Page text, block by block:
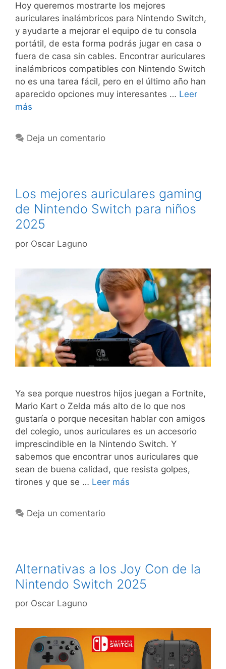
Hoy queremos mostrarte los mejores
auriculares inalámbricos para Nintendo Switch,
y ayudarte a mejorar el equipo de tu consola
portátil, de esta forma podrás jugar en casa o
fuera de casa sin cables. Encontrar auriculares
inalámbricos compatibles con Nintendo Switch
no es una tarea fácil, pero en el último año han
aparecido opciones muy interesantes … Leer
más
Deja un comentario
Los mejores auriculares gaming
de Nintendo Switch para niños
2025
por Oscar Laguno
Ya sea porque nuestros hijos juegan a Fortnite,
Mario Kart o Zelda más alto de lo que nos
gustaría o porque necesitan hablar con amigos
del colegio, unos auriculares es un accesorio
imprescindible en la Nintendo Switch. Y
sabemos que encontrar unos auriculares que
sean de buena calidad, que resista golpes,
tirones y que se … Leer más
Deja un comentario
Alternativas a los Joy Con de la
Nintendo Switch 2025
por Oscar Laguno